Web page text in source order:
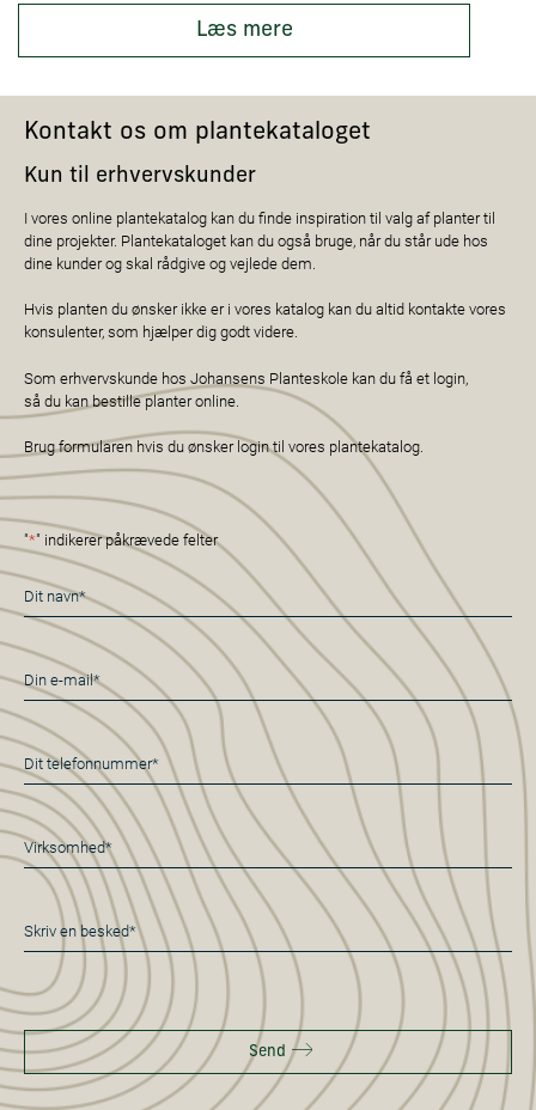
Læs mere
Kontakt os om plantekataloget
Kun til erhvervskunder
I vores online plantekatalog kan du finde inspiration til valg af planter til
dine projekter. Plantekataloget kan du også bruge, når du står ude hos
dine kunder og skal rådgive og vejlede dem.
Hvis planten du ønsker ikke er i vores katalog kan du altid kontakte vores
konsulenter, som hjælper dig godt videre.
Som erhvervskunde hos Johansens Planteskole kan du få et login,
så du kan bestille planter online.
Brug formularen hvis du ønsker login til vores plantekatalog.
"*" indikerer påkrævede felter
Navn
*
E-
mail
*
Telefon
*
Virksomhed*
*
Besked
*
Send